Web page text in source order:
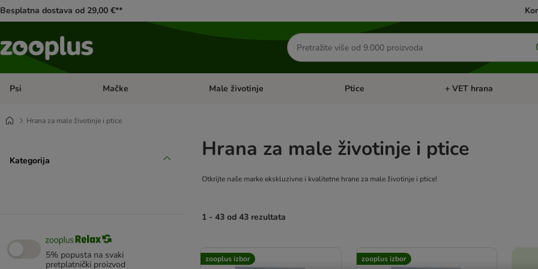
Besplatna dostava od 29,00 €**
Traži
proizvode
Psi Pregled kategorija: Psi
Mačke Pregled kategorija: Mačke
Male životinje Pregled kategorija: Male životinje
Ptice Pregled kategorija: Ptice
+ VET hrana
Hrana za male životinje i ptice
Kategorija
5% popusta na svaki
pretplatnički proizvod
Hrana za male životinje i ptice
Otkrijte naše marke ekskluzivne i kvalitetne hrane za male životinje i ptice!
1 - 43 od 43 rezultata
zooplus izbor zooplus izbor